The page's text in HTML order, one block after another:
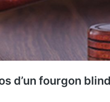
d’un fourgon